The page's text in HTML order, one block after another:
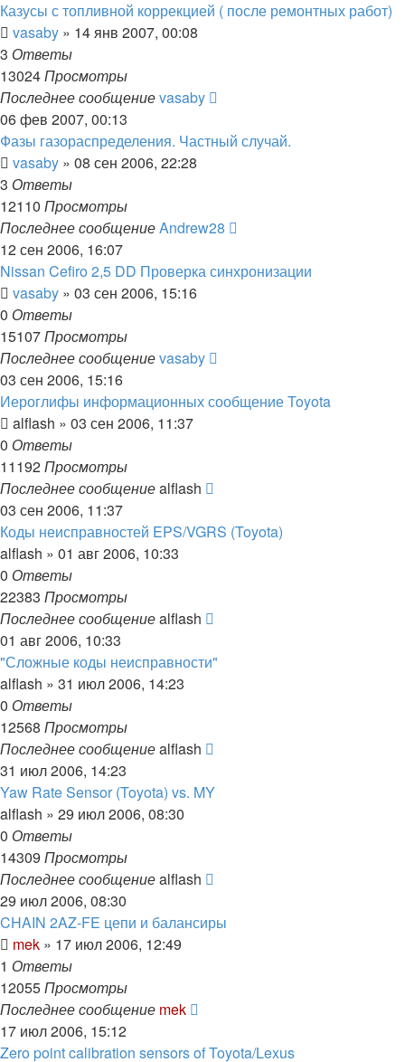
Казусы с топливной коррекцией ( после ремонтных работ)
vasaby » 14 янв 2007, 00:08
3 Ответы
13024Просмотры
Последнее сообщениеvasaby
06 фев 2007, 00:13
Фазы газораспределения. Частный случай.
vasaby » 08 сен 2006, 22:28
3 Ответы
12110 Просмотры
Последнее сообщениеAndrew28
12 сен 2006, 16:07
Nissan Cefiro 2,5 DD Проверка синхронизации
vasaby » 03 сен 2006, 15:16
0 Ответы
15107Просмотры
Последнее сообщениеvasaby
03 сен 2006, 15:16
Иероглифы информационных сообщение Toyota
alflash » 03 сен 2006, 11:37
0 Ответы
11192Просмотры
Последнее сообщениеalflash
03 сен 2006, 11:37
Коды неисправностей EPS/VGRS (Toyota)
alflash » 01 авг 2006, 10:33
0 Ответы
22383 Просмотры
Последнее сообщениеalflash
01 авг 2006, 10:33
"Сложные коды неисправности"
alflash » 31 июл 2006, 14:23
0 Ответы
12568 Просмотры
Последнее сообщениеalflash
31 июл 2006, 14:23
Yaw Rate Sensor (Toyota) vs. MY
alflash » 29 июл 2006, 08:30
0 Ответы
14309 Просмотры
Последнее сообщениеalflash
29 июл 2006, 08:30
CHAIN 2AZ-FE цепи и балансиры
mek » 17 июл 2006, 12:49
1 Ответы
12055Просмотры
Последнее сообщение mek
17 июл 2006, 15:12
Zero point calibration sensors of Toyota/Lexus